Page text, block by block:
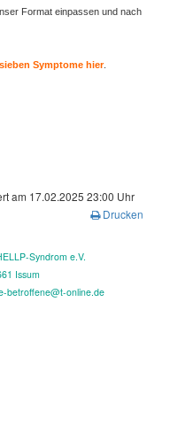
Format einpassen und nach
sieben Symptome hier.
am 17.02.2025 23:00 Uhr
Drucken
Syndrom e.V.
Issum
betroffene@t-online.de